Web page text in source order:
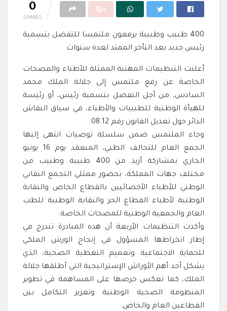
0
SHARES
400 طبيب وطبيبة يرفعون ملتمسا للتفضل بتسمية
رئيس جديد بعد التأخر الممتد لعدة سنوات
أعلنت التنظيمات المهنية الممثلة للأطباء والمصحات
الخاصة عن رفع ملتمس إلى جلالة الملك محمد
السادس، من أجل التفضل بتسمية رئيس، أو رئيسة
للهيأة الوطنية للطبيبات والأطباء، في سياق النقاش
الدائر حول تعديل القانون رقم 08.12.
وجاء الملتمس ضمن سلسلة توصيات انتهى إليها
الجمع العام للتحالف الطبي، المنعقد يوم 16 يونيو
الجاري بمشاركة أزيد من 400 طبيبة وطبيب من
مختلف جهات المملكة، بحضور ممثلي التجمع النقابي
الوطني للأطباء الأخصائيين بالقطاع الخاص والنقابة
الوطنية لأطباء القطاع الحر والنقابة الوطنية للطب
العام والجمعية الوطنية للمصحات الخاصة.
وأكدت التنظيمات الأربعة أن هذه المبادرة تندرج في
إطار انخراطها المسؤول في إنجاح الورش الملكي
للحماية الاجتماعية وتعميم التغطية الصحية، الذي
يشكل أحد أهم الأوراش الإستراتيجية التي أطلقها جلالة
الملك، كما تعكس حرصها على المساهمة في تطوير
المنظومة الصحية الوطنية وتعزيز التكامل بين
القطاعين العام والخاص.